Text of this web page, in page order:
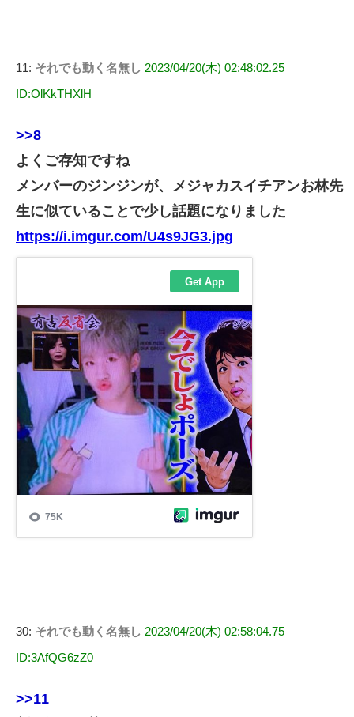
11: それでも動く名無し 2023/04/20(木) 02:48:02.25
ID:OlKkTHXlH
>>8
よくご存知ですね
メンバーのジンジンが、メジャカスイチアンお林先
生に似ていることで少し話題になりました
https://i.imgur.com/U4s9JG3.jpg
30: それでも動く名無し 2023/04/20(木) 02:58:04.75
ID:3AfQG6zZ0
>>11